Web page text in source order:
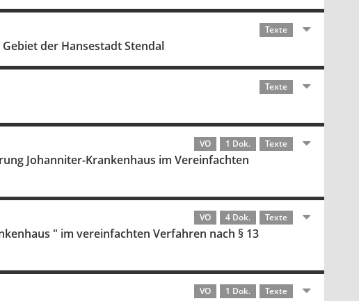
Texte
der Hansestadt Stendal
Texte
VO 1 Dok. Texte
Johanniter-Krankenhaus im Vereinfachten
VO 4 Dok. Texte
" im vereinfachten Verfahren nach § 13
VO 1 Dok. Texte